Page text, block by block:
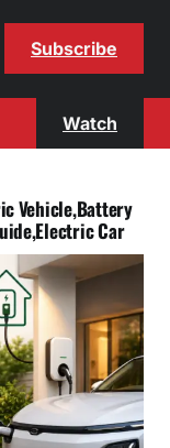
Subscribe
Watch
Vehicle,Battery
Car